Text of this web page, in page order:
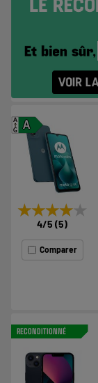
A
A
G
★★★★★
★★★★★
4/5 (5)
Comparer
RECONDITIONNÉ